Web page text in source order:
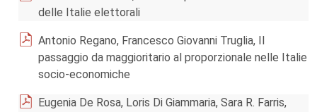
delle Italie elettorali
Antonio Regano, Francesco Giovanni Truglia, Il
passaggio da maggioritario al proporzionale nelle Italie
socio-economiche
Eugenia De Rosa, Loris Di Giammaria, Sara R. Farris,